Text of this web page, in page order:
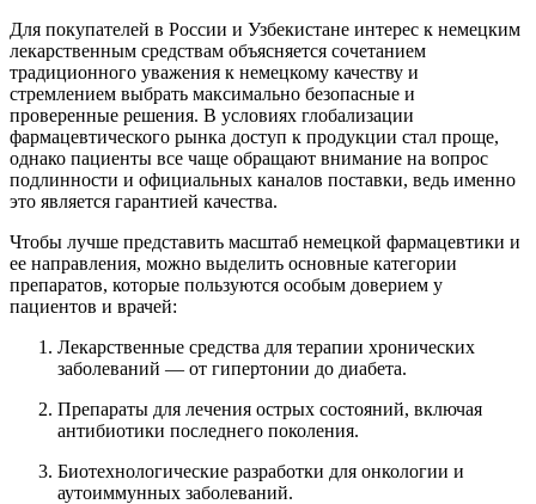
Для покупателей в России и Узбекистане интерес к немецким
лекарственным средствам объясняется сочетанием
традиционного уважения к немецкому качеству и
стремлением выбрать максимально безопасные и
проверенные решения. В условиях глобализации
фармацевтического рынка доступ к продукции стал проще,
однако пациенты все чаще обращают внимание на вопрос
подлинности и официальных каналов поставки, ведь именно
это является гарантией качества.
Чтобы лучше представить масштаб немецкой фармацевтики и
ее направления, можно выделить основные категории
препаратов, которые пользуются особым доверием у
пациентов и врачей:
Лекарственные средства для терапии хронических
заболеваний — от гипертонии до диабета.
Препараты для лечения острых состояний, включая
антибиотики последнего поколения.
Биотехнологические разработки для онкологии и
аутоиммунных заболеваний.